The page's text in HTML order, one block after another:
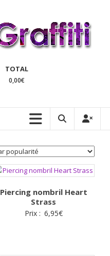
TOTAL
0,00€
Piercing nombril Heart
Strass
Prix : 6,95€